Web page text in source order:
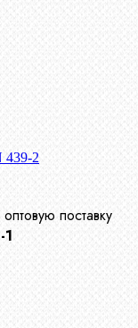
439-2
оптовую поставку